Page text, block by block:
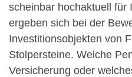
scheinbar hochaktuell für
ergeben sich bei der
Investitionsobjekten von
Stolpersteine. Welche
Versicherung oder